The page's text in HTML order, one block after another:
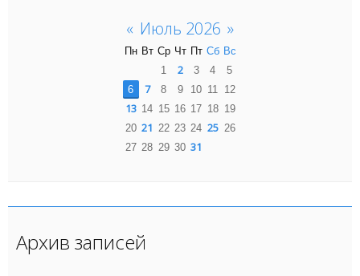
« Июль 2026 »
Пн Вт Ср Чт Пт Сб Вс
1
2 3 4
5
6
7 8 9 10 11 12
13 14 15 16 17 18 19
20 21 22 23 24 25 26
27 28 29 30 31
Архив записей